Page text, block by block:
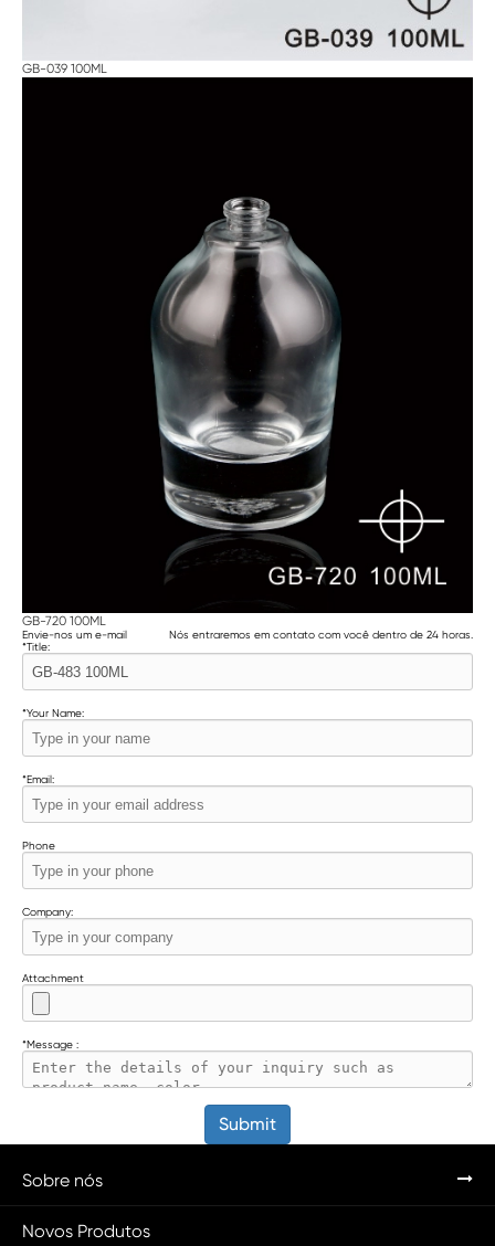
GB-039 100ML
GB-720 100ML
Envie-nos um e-mail
Nós entraremos em contato com você dentro de 24 horas.
*Title:
*Your Name:
*Email:
Phone
Company:
Attachment
*Message :
Submit
Sobre nós
Novos Produtos